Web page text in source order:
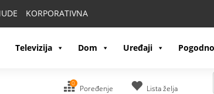
KORPORATIVNA
Televizija Dom Uređaji
0
Poređenje Lista želja